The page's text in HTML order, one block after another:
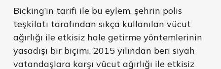
Bicking’in tarifi ile bu eylem, şehrin polis
teşkilatı tarafından sıkça kullanılan vücut
ağırlığı ile etkisiz hale getirme yöntemlerinin
yasadışı bir biçimi. 2015 yılından beri siyah
vatandaşlara karşı vücut ağırlığı ile etkisiz